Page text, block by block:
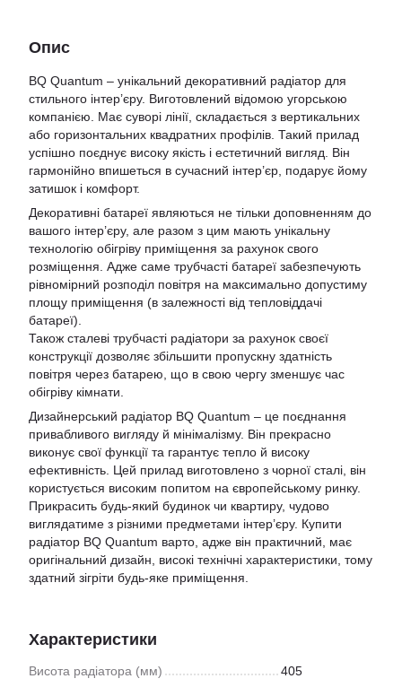
Опис
BQ Quantum – унікальний декоративний радіатор для
стильного інтер’єру. Виготовлений відомою угорською
компанією. Має суворі лінії, складається з вертикальних
або горизонтальних квадратних профілів. Такий прилад
успішно поєднує високу якість і естетичний вигляд. Він
гармонійно впишеться в сучасний інтер’єр, подарує йому
затишок і комфорт.
Декоративні батареї являються не тільки доповненням до
вашого інтер’єру, але разом з цим мають унікальну
технологію обігріву приміщення за рахунок свого
розміщення. Адже саме трубчасті батареї забезпечують
рівномірний розподіл повітря на максимально допустиму
площу приміщення (в залежності від тепловіддачі
батареї).
Також сталеві трубчасті радіатори за рахунок своєї
конструкції дозволяє збільшити пропускну здатність
повітря через батарею, що в свою чергу зменшує час
обігріву кімнати.
Дизайнерський радіатор BQ Quantum – це поєднання
привабливого вигляду й мінімалізму. Він прекрасно
виконує свої функції та гарантує тепло й високу
ефективність. Цей прилад виготовлено з чорної сталі, він
користується високим попитом на європейському ринку.
Прикрасить будь-який будинок чи квартиру, чудово
виглядатиме з різними предметами інтер’єру. Купити
радіатор BQ Quantum варто, адже він практичний, має
оригінальний дизайн, високі технічні характеристики, тому
здатний зігріти будь-яке приміщення.
Характеристики
Висота радіатора (мм) 405